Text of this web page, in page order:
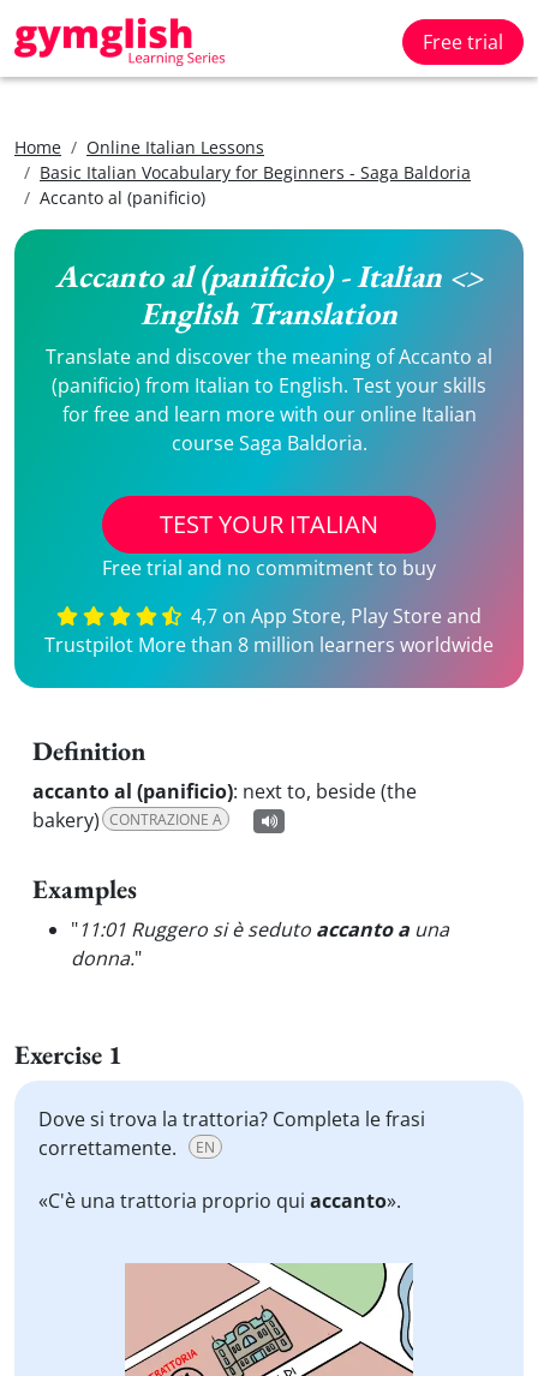
Free trial
Home
Online Italian Lessons
Basic Italian Vocabulary for Beginners - Saga Baldoria
Accanto al (panificio)
Accanto al (panificio) - Italian <>
English Translation
Translate and discover the meaning of Accanto al
(panificio) from Italian to English. Test your skills
for free and learn more with our online Italian
course Saga Baldoria.
TEST YOUR ITALIAN
Free trial and no commitment to buy
4,7 on App Store, Play Store and
Trustpilot More than 8 million learners worldwide
Definition
accanto al (panificio): next to, beside (the
bakery) CONTRAZIONE A
Examples
"11:01 Ruggero si è seduto accanto a una
donna."
Exercise 1
Dove si trova la trattoria? Completa le frasi
correttamente.
EN
«C'è una trattoria proprio qui accanto».